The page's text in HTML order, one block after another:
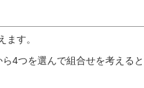
す。
4つを選んで組合せを考えると